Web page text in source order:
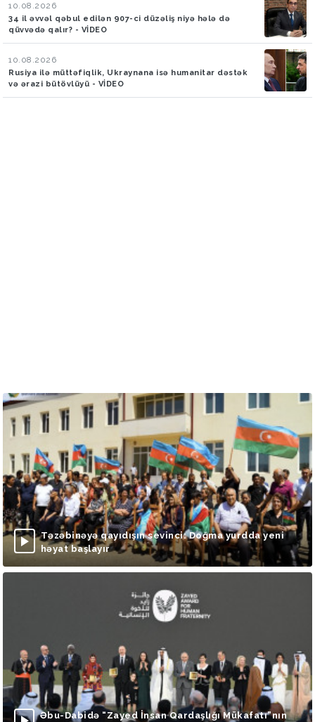
10.08.2026
34 il əvvəl qəbul edilən 907-ci düzəliş niyə hələ də
qüvvədə qalır? - VİDEO
10.08.2026
Rusiya ilə müttəfiqlik, Ukraynana isə humanitar dəstək
və ərazi bütövlüyü - VİDEO
Təzəbinəyə qayıdışın sevinci: Doğma yurdda yeni
həyat başlayır
Əbu-Dabidə “Zayed İnsan Qardaşlığı Mükafatı”nın